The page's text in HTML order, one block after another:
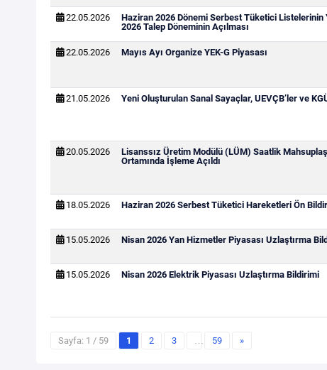
22.05.2026
Haziran 2026 Dönemi Serbest Tüketici Listelerinin
2026 Talep Döneminin Açılması
22.05.2026 Mayıs Ayı Organize YEK-G Piyasası
21.05.2026 Yeni Oluşturulan Sanal Sayaçlar, UEVÇB’ler ve
20.05.2026
Lisanssız Üretim Modülü (LÜM) Saatlik
Ortamında İşleme Açıldı
18.05.2026 Haziran 2026 Serbest Tüketici Hareketleri Ön
15.05.2026 Nisan 2026 Yan Hizmetler Piyasası Uzlaştırma
15.05.2026 Nisan 2026 Elektrik Piyasası Uzlaştırma Bildirimi
Sayfa: 1 / 59 1 2 3 … 59 »